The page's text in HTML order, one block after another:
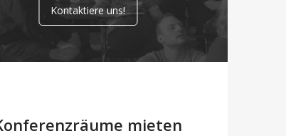
Kontaktiere uns!
mieten